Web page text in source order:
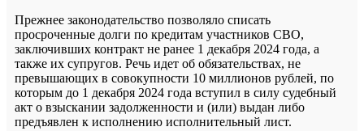
Прежнее законодательство позволяло списать
просроченные долги по кредитам участников СВО,
заключивших контракт не ранее 1 декабря 2024 года, а
также их супругов. Речь идет об обязательствах, не
превышающих в совокупности 10 миллионов рублей, по
которым до 1 декабря 2024 года вступил в силу судебный
акт о взыскании задолженности и (или) выдан либо
предъявлен к исполнению исполнительный лист.